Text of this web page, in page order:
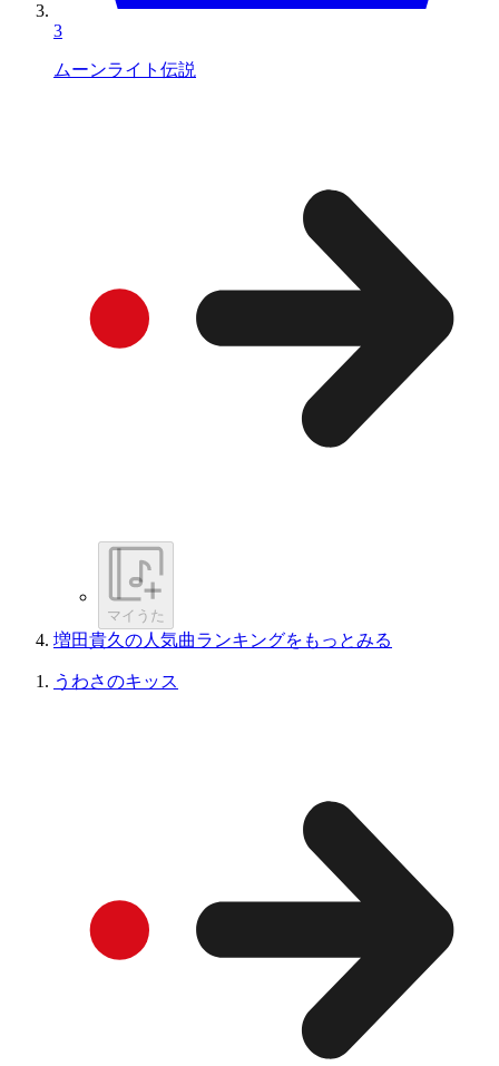
3
ムーンライト伝説
マイうた
増田貴久の人気曲ランキングをもっとみる
うわさのキッス